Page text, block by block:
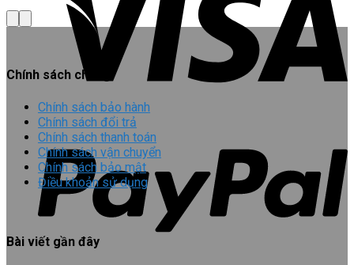
Chính sách chung
Chính sách bảo hành
Chính sách đổi trả
Chính sách thanh toán
Chính sách vận chuyển
Chính sách bảo mật
Điều khoản sử dụng
Bài viết gần đây